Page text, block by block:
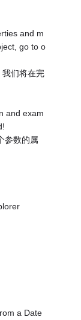
and m
go to o
我们将在完
and exam
参数的属
a Date